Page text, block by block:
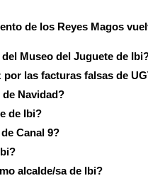
de los Reyes Magos
Museo del Juguete de
las facturas falsas de
Navidad?
de Ibi?
Canal 9?
alcalde/sa de Ibi?